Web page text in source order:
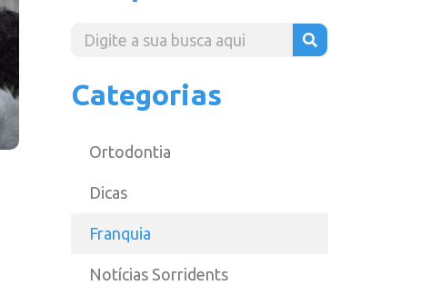
Categorias
Ortodontia
Dicas
Franquia
Notícias Sorridents